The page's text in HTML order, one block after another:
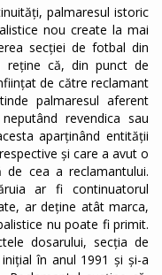
palmaresul istoric
nou create la mai
secției de fotbal din
reține că, din punct de
de către reclamant
palmaresul aferent
revendica sau
aparținând entității
și care a avut o
cea a reclamantului.
ar fi continuatorul
ar deține atât marca,
nu poate fi primit.
dosarului, secția de
în anul 1991 și și-a